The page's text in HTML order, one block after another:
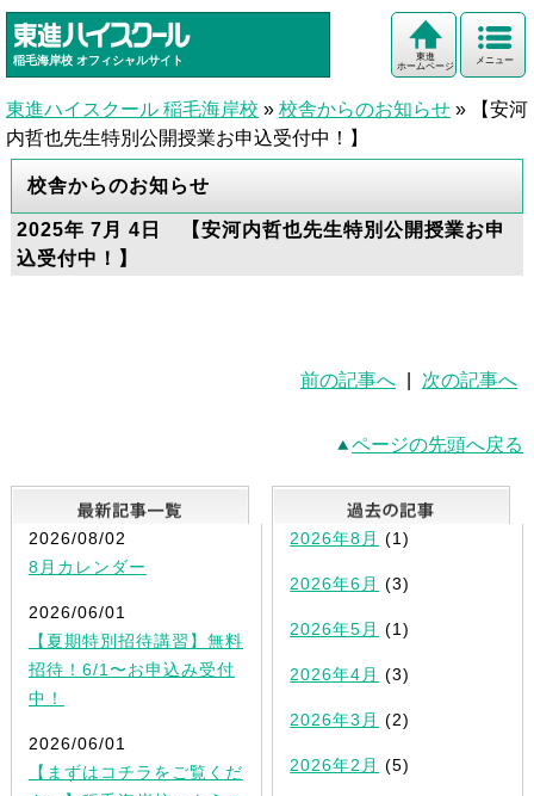
稲毛海岸校 オフィシャルサイト メニュー
東進
ホームページ
東進ハイスクール 稲毛海岸校 » 校舎からのお知らせ »
【安河
内哲也先生特別公開授業お申込受付中！】
校舎からのお知らせ
2025年 7月 4日 【安河内哲也先生特別公開授業お申
込受付中！】
前の記事へ 次の記事へ
ページの先頭へ戻る
最新記事一覧
2026/08/02
8月カレンダー
2026/06/01
【夏期特別招待講習】無料
招待！6/1〜お申込み受付
中！
2026/06/01
【まずはコチラをご覧くだ
2026年8月 (1)
2026年6月 (3)
2026年5月 (1)
2026年4月 (3)
2026年3月 (2)
2026年2月 (5)